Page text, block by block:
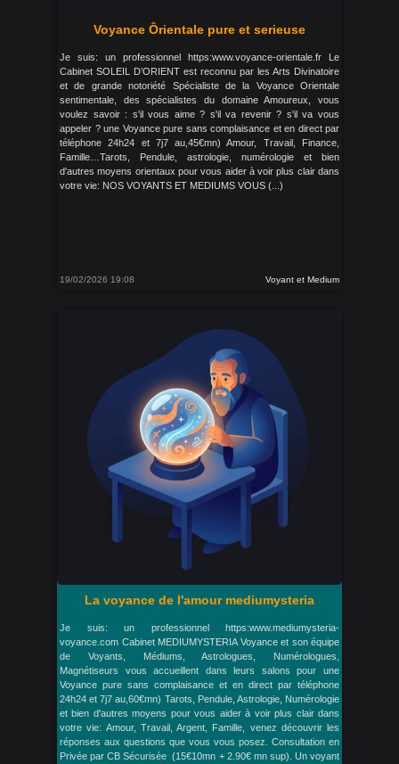
Voyance Ôrientale pure et serieuse
Je suis: un professionnel https:www.voyance-orientale.fr Le
Cabinet SOLEIL D’ORIENT est reconnu par les Arts Divinatoire
et de grande notoriété Spécialiste de la Voyance Orientale
sentimentale, des spécialistes du domaine Amoureux, vous
voulez savoir : s'il vous aime ? s'il va revenir ? s'il va vous
appeler ? une Voyance pure sans complaisance et en direct par
téléphone 24h24 et 7j7 au,45€mn) Amour, Travail, Finance,
Famille…Tarots, Pendule, astrologie, numérologie et bien
d'autres moyens orientaux pour vous aider à voir plus clair dans
votre vie: NOS VOYANTS ET MEDIUMS VOUS (...)
19/02/2026 19:08 Voyant et Medium
La voyance de l'amour mediumysteria
Je suis: un professionnel https:www.mediumysteria-
voyance.com Cabinet MEDIUMYSTERIA Voyance et son équipe
de Voyants, Médiums, Astrologues, Numérologues,
Magnétiseurs vous accueillent dans leurs salons pour une
Voyance pure sans complaisance et en direct par téléphone
24h24 et 7j7 au,60€mn) Tarots, Pendule, Astrologie, Numérologie
et bien d'autres moyens pour vous aider à voir plus clair dans
votre vie: Amour, Travail, Argent, Famille, venez découvrir les
réponses aux questions que vous vous posez. Consultation en
Privée par CB Sécurisée (15€10mn + 2.90€ mn sup). Un voyant